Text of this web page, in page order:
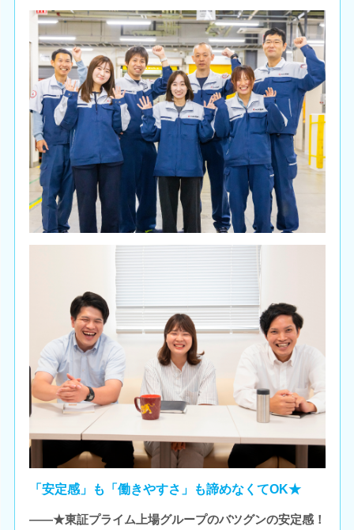
「安定感」も「働きやすさ」も諦めなくてOK★
――★東証プライム上場グループのバツグンの安定感！